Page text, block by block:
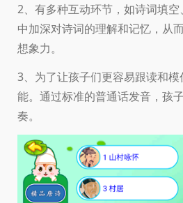
2、有多种互动环节，如诗词填
中加深对诗词的理解和记忆，从
想象力。
3、为了让孩子们更容易跟读和
能。通过标准的普通话发音，孩
奏。